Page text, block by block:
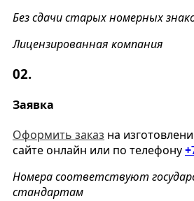
Без сдачи старых номерных
Лицензированная компания
02.
Заявка
Оформить заказ на
сайте онлайн или по телефону
Номера соответствуют
стандартам